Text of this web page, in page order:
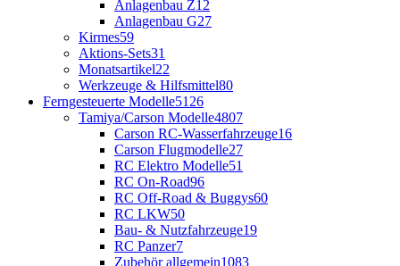
Anlagenbau Z12
Anlagenbau G27
Kirmes59
Aktions-Sets31
Monatsartikel22
Werkzeuge & Hilfsmittel80
Ferngesteuerte Modelle5126
Tamiya/Carson Modelle4807
Carson RC-Wasserfahrzeuge16
Carson Flugmodelle27
RC Elektro Modelle51
RC On-Road96
RC Off-Road & Buggys60
RC LKW50
Bau- & Nutzfahrzeuge19
RC Panzer7
Zubehör allgemein1083